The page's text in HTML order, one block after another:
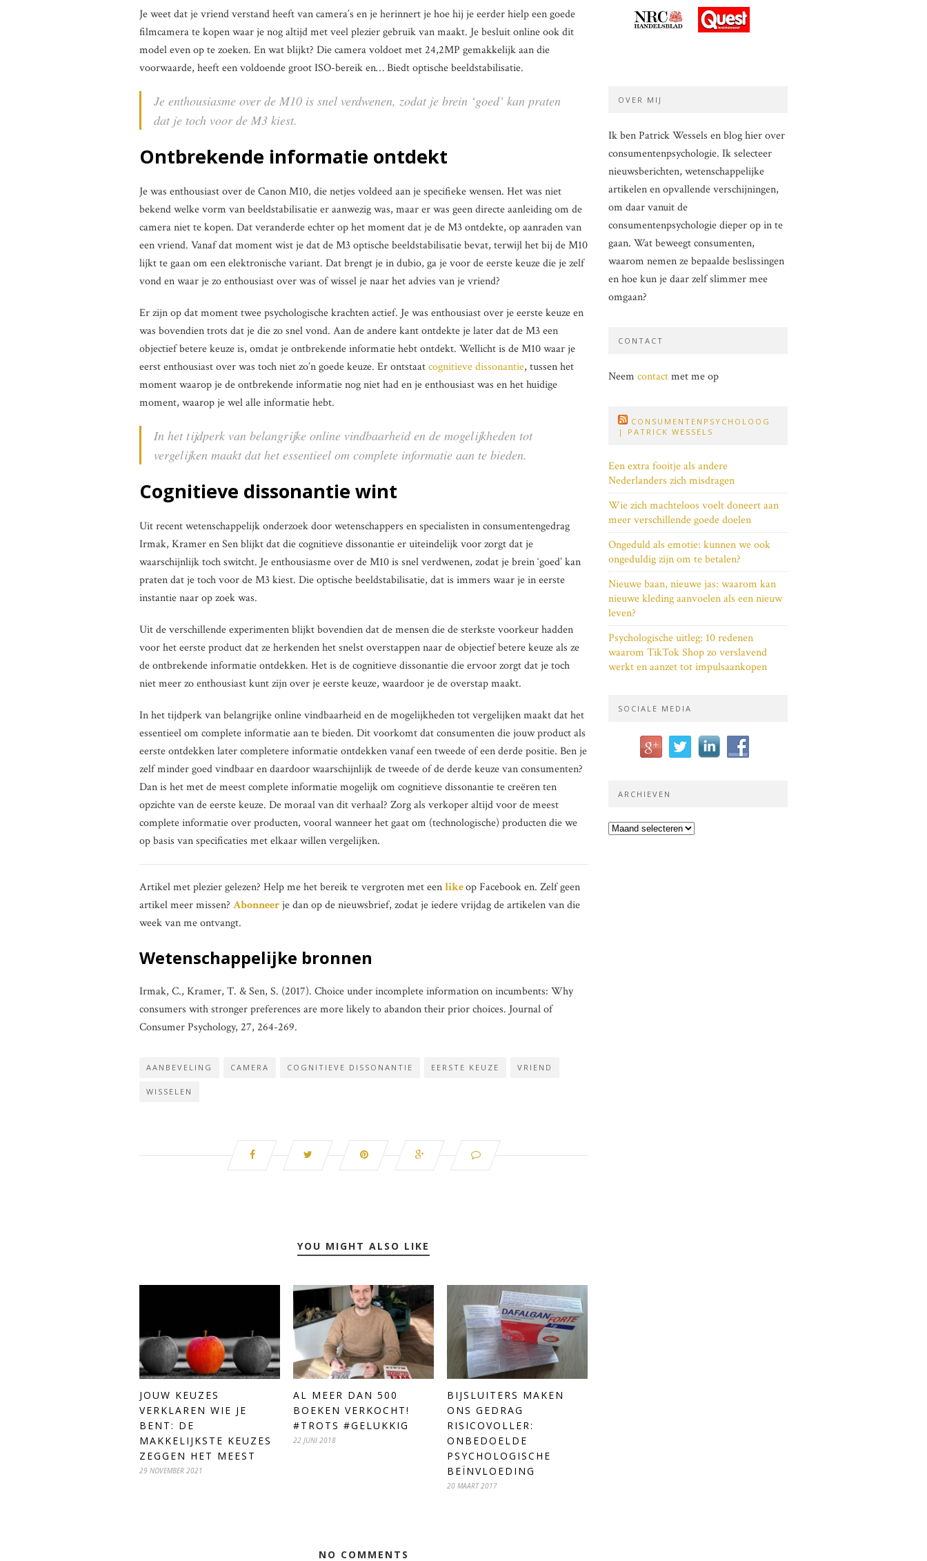
Je weet dat je vriend verstand heeft van camera’s en je herinnert je hoe hij je eerder hielp een goede
filmcamera te kopen waar je nog altijd met veel plezier gebruik van maakt. Je besluit online ook dit
model even op te zoeken. En wat blijkt? Die camera voldoet met 24,2MP gemakkelijk aan die
voorwaarde, heeft een voldoende groot ISO-bereik en… Biedt optische beeldstabilisatie.
Je enthousiasme over de M10 is snel verdwenen, zodat je brein ‘goed’ kan praten
dat je toch voor de M3 kiest.
Ontbrekende informatie ontdekt
Je was enthousiast over de Canon M10, die netjes voldeed aan je specifieke wensen. Het was niet
bekend welke vorm van beeldstabilisatie er aanwezig was, maar er was geen directe aanleiding om de
camera niet te kopen. Dat veranderde echter op het moment dat je de M3 ontdekte, op aanraden van
een vriend. Vanaf dat moment wist je dat de M3 optische beeldstabilisatie bevat, terwijl het bij de M10
lijkt te gaan om een elektronische variant. Dat brengt je in dubio, ga je voor de eerste keuze die je zelf
vond en waar je zo enthousiast over was of wissel je naar het advies van je vriend?
Er zijn op dat moment twee psychologische krachten actief. Je was enthousiast over je eerste keuze en
was bovendien trots dat je die zo snel vond. Aan de andere kant ontdekte je later dat de M3 een
objectief betere keuze is, omdat je ontbrekende informatie hebt ontdekt. Wellicht is de M10 waar je
eerst enthousiast over was toch niet zo’n goede keuze. Er ontstaatcognitieve dissonantie, tussen het
moment waarop je de ontbrekende informatie nog niet had en je enthousiast was en het huidige
moment, waarop je wel alle informatie hebt.
In het tijdperk van belangrijke online vindbaarheid en de mogelijkheden tot
vergelijken maakt dat het essentieel om complete informatie aan te bieden.
Cognitieve dissonantie wint
Uit recent wetenschappelijk onderzoek door wetenschappers en specialisten in consumentengedrag
Irmak, Kramer en Sen blijkt dat die cognitieve dissonantie er uiteindelijk voor zorgt dat je
waarschijnlijk toch switcht. Je enthousiasme over de M10 is snel verdwenen, zodat je brein ‘goed’ kan
praten dat je toch voor de M3 kiest. Die optische beeldstabilisatie, dat is immers waar je in eerste
instantie naar op zoek was.
Uit de verschillende experimenten blijkt bovendien dat de mensen die de sterkste voorkeur hadden
voor het eerste product dat ze herkenden het snelst overstappen naar de objectief betere keuze als ze
de ontbrekende informatie ontdekken. Het is de cognitieve dissonantie die ervoor zorgt dat je toch
niet meer zo enthousiast kunt zijn over je eerste keuze, waardoor je de overstap maakt.
In het tijdperk van belangrijke online vindbaarheid en de mogelijkheden tot vergelijken maakt dat het
essentieel om complete informatie aan te bieden. Dit voorkomt dat consumenten die jouw product als
eerste ontdekken later completere informatie ontdekken vanaf een tweede of een derde positie. Ben je
zelf minder goed vindbaar en daardoor waarschijnlijk de tweede of de derde keuze van consumenten?
Dan is het met de meest complete informatie mogelijk om cognitieve dissonantie te creëren ten
opzichte van de eerste keuze. De moraal van dit verhaal? Zorg als verkoper altijd voor de meest
complete informatie over producten, vooral wanneer het gaat om (technologische) producten die we
op basis van specificaties met elkaar willen vergelijken.
Artikel met plezier gelezen? Help me het bereik te vergroten met eenlikeop Facebook en. Zelf geen
artikel meer missen? Abonneerje dan op de nieuwsbrief, zodat je iedere vrijdag de artikelen van die
week van me ontvangt.
Wetenschappelijke bronnen
Irmak, C., Kramer, T. & Sen, S. (2017). Choice under incomplete information on incumbents: Why
consumers with stronger preferences are more likely to abandon their prior choices. Journal of
Consumer Psychology, 27, 264-269.
AANBEVELING CAMERA COGNITIEVE DISSONANTIE EERSTE KEUZE VRIEND
WISSELEN
YOU MIGHT ALSO LIKE
JOUW KEUZES
VERKLAREN WIE JE
BENT: DE
MAKKELIJKSTE KEUZES
ZEGGEN HET MEEST
29 NOVEMBER 2021
AL MEER DAN 500
BOEKEN VERKOCHT!
#TROTS #GELUKKIG
22 JUNI 2018
BIJSLUITERS MAKEN
ONS GEDRAG
RISICOVOLLER:
ONBEDOELDE
PSYCHOLOGISCHE
BEÏNVLOEDING
20 MAART 2017
NO COMMENTS
OVER MIJ
Ik ben Patrick Wessels en blog hier over
consumentenpsychologie. Ik selecteer
nieuwsberichten, wetenschappelijke
artikelen en opvallende verschijningen,
om daar vanuit de
consumentenpsychologie dieper op in te
gaan. Wat beweegt consumenten,
waarom nemen ze bepaalde beslissingen
en hoe kun je daar zelf slimmer mee
omgaan?
CONTACT
Neem contactmet me op
CONSUMENTENPSYCHOLOOG
| PATRICK WESSELS
Een extra fooitje als andere
Nederlanders zich misdragen
Wie zich machteloos voelt doneert aan
meer verschillende goede doelen
Ongeduld als emotie: kunnen we ook
ongeduldig zijn om te betalen?
Nieuwe baan, nieuwe jas: waarom kan
nieuwe kleding aanvoelen als een nieuw
leven?
Psychologische uitleg: 10 redenen
waarom TikTok Shop zo verslavend
werkt en aanzet tot impulsaankopen
SOCIALE MEDIA
ARCHIEVEN
Archieven